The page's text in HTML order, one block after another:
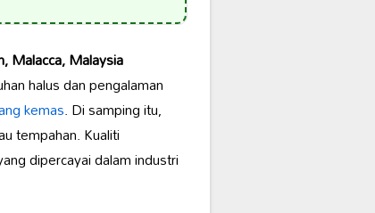
Malacca, Malaysia
halus dan pengalaman
kemas. Di samping itu,
tempahan. Kualiti
dipercayai dalam industri